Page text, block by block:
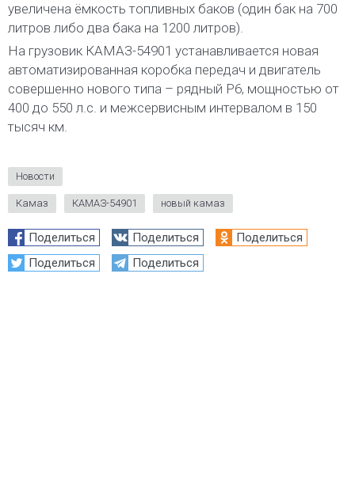
увеличена ёмкость топливных баков (один бак на 700
литров либо два бака на 1200 литров).
На грузовик КАМАЗ-54901 устанавливается новая
автоматизированная коробка передач и двигатель
совершенно нового типа – рядный Р6, мощностью от
400 до 550 л.с. и межсервисным интервалом в 150
тысяч км.
Новости
Камаз КАМАЗ-54901 новый камаз
Поделиться Поделиться
Поделиться
Поделиться
Поделиться